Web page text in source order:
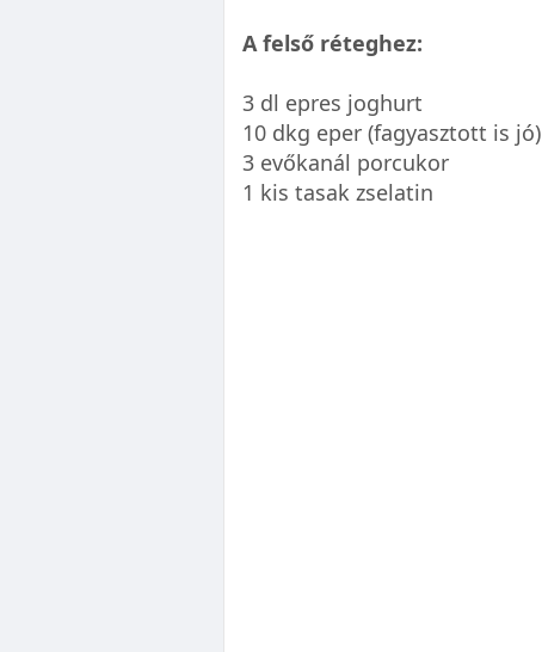
A felső réteghez:
3 dl epres joghurt
10 dkg eper (fagyasztott is jó)
3 evőkanál porcukor
1 kis tasak zselatin